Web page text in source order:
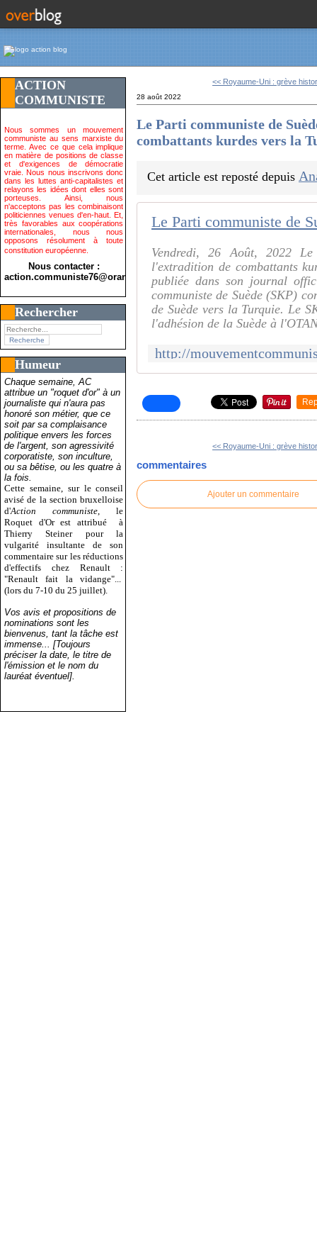
ACTION
COMMUNISTE
Nous sommes un mouvement
communiste au sens marxiste du
terme. Avec ce que cela implique
en matière de positions de classe
et d'exigences de démocratie
vraie. Nous nous inscrivons donc
dans les luttes anti-capitalistes et
relayons les idées dont elles sont
porteuses. Ainsi, nous
n'acceptons pas les combinaisont
politiciennes venues d'en-haut. Et,
très favorables aux coopérations
internationales, nous nous
opposons résolument à toute
constitution européenne.
Nous contacter :
action.communiste76@orange.fr>
Rechercher
Humeur
Chaque semaine, AC
attribue un "roquet d'or" à un
journaliste qui n'aura pas
honoré son métier, que ce
soit par sa complaisance
politique envers les forces
de l'argent, son agressivité
corporatiste, son inculture,
ou sa bêtise, ou les quatre à
la fois.
Cette semaine, sur le conseil
avisé de la section bruxelloise
d'Action communiste , le
Roquet d'Or est attribué
à
Thierry Steiner pour la
vulgarité insultante de son
commentaire sur les réductions
d'effectifs chez Renault :
"Renault fait la vidange"...
(lors du 7-10 du 25 juillet).
Vos avis et propositions de
nominations sont les
bienvenus, tant la tâche est
immense... [Toujours
préciser la date, le titre de
l'émission et le nom du
lauréat éventuel].
<< Royaume-Uni : grève
28 août 2022
Le Parti communiste de
combattants kurdes vers la
Cet article est reposté depuis
Vendredi, 26 Août, 2022 Le
l'extradition de combattants
publiée dans son journal
communiste de Suède (SKP)
de Suède vers la Turquie. Le
l'adhésion de la Suède à
<< Royaume-Uni : grève
commentaires
Ajouter un commentaire